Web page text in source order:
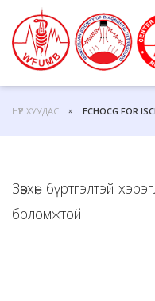
НҮҮР ХУУДАС ECHOCG FOR
Зөвхөн бүртгэлтэй
боломжтой.